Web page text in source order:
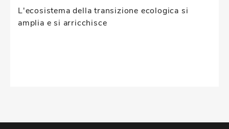
L'ecosistema della transizione ecologica si
amplia e si arricchisce